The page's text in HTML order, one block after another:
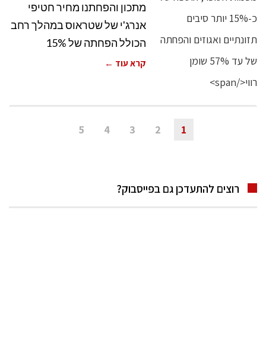
מתכון והפחתנו מחיר חטיפי
אנרג'י של שטראוס במהלך רחב
הכולל הפחתה של 15%
קרא עוד ←
1
2
3
4
5
רוצים להתעדכן גם בפייסבוק?